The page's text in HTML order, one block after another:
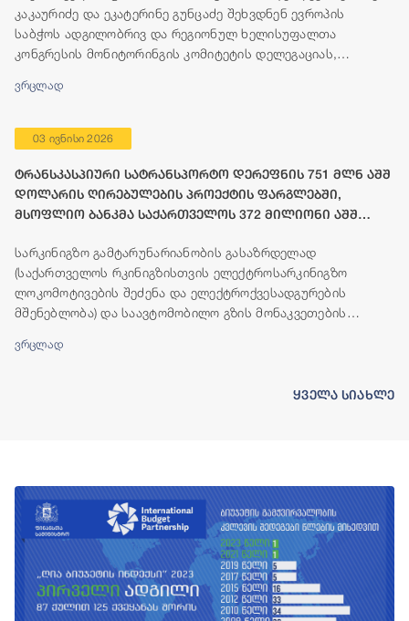
კაკაურიძე და ეკატერინე გუნცაძე შეხვდნენ ევროპის
საბჭოს ადგილობრივ და რეგიონულ ხელისუფალთა
კონგრესის მონიტორინგის კომიტეტის დელეგაციას,
პერიოდში იმყოფება თბილისში.
ვრცლად
03 ივნისი 2026
ტრანსკასპიური სატრანსპორტო დერეფნის 751 მლნ აშშ
დოლარის ღირებულების პროექტის ფარგლებში,
მსოფლიო ბანკმა საქართველოს 372 მილიონი აშშ
სარკინიგზო გამტარუნარიანობის გასაზრდელად
(საქართველოს რკინიგზისთვის ელექტროსარკინიგზო
ლოკომოტივების შეძენა და ელექტროქვესადგურების
მშენებლობა) და საავტომობილო გზის მონაკვეთების
მშენებლობისთვის, მსოფლიო ბანკის ჯგუფი საქართველოს
ვრცლად
ყველა სიახლე